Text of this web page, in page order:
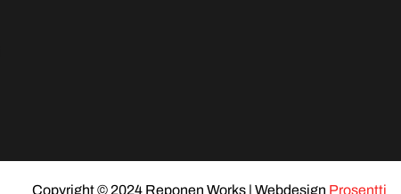
Copyright © 2024 Reponen Works | Webdesign Prosentti